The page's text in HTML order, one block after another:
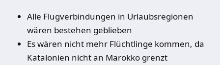
Alle Flugverbindungen in Urlaubsregionen
wären bestehen geblieben
Es wären nicht mehr Flüchtlinge kommen, da
Katalonien nicht an Marokko grenzt